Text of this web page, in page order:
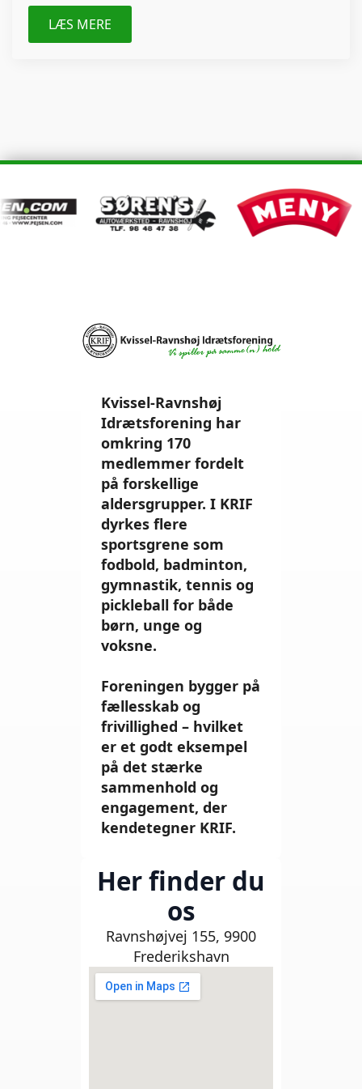
LÆS MERE
Kvissel-Ravnshøj
Idrætsforening har
omkring 170
medlemmer fordelt
på forskellige
aldersgrupper. I KRIF
dyrkes flere
sportsgrene som
fodbold, badminton,
gymnastik, tennis og
pickleball for både
børn, unge og
voksne.
Foreningen bygger på
fællesskab og
frivillighed – hvilket
er et godt eksempel
på det stærke
sammenhold og
engagement, der
kendetegner KRIF.
Her finder du
os
Ravnshøjvej 155, 9900
Frederikshavn